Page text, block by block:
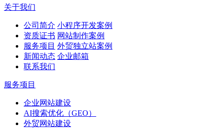
关于我们
公司简介 小程序开发案例
资质证书 网站制作案例
服务项目 外贸独立站案例
新闻动态 企业邮箱
联系我们
服务项目
企业网站建设
AI搜索优化（GEO）
外贸网站建设